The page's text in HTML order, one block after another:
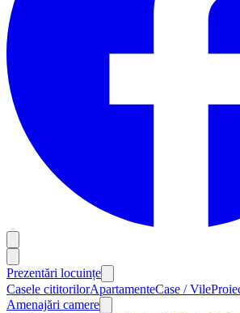
Prezentări locuințe
Casele cititorilorApartamenteCase / Vile
Amenajări camere